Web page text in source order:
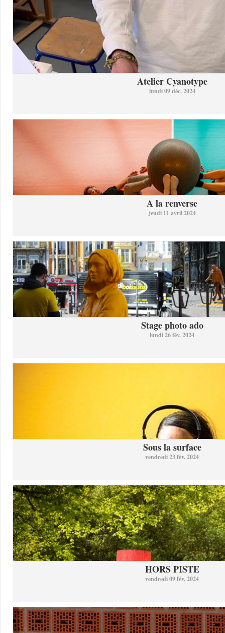
Atelier Cyanotype
lundi 09 déc. 2024
A la renverse
jeudi 11 avril 2024
Stage photo ado
lundi 26 fév. 2024
Sous la surface
vendredi 23 fév. 2024
HORS PISTE
vendredi 09 fév. 2024